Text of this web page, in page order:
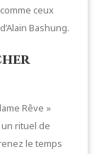
ceux
Bashung.
Rêve »
un rituel de
le temps